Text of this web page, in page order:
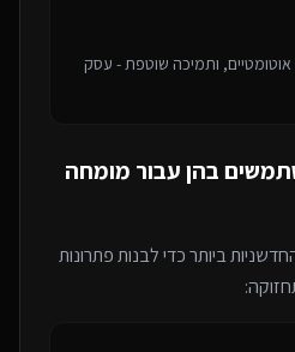
אוטומטיים, ותמיכה שוטפת - עסק
בהן עבור מומחה
ביותר כדי לבנות פתרונות